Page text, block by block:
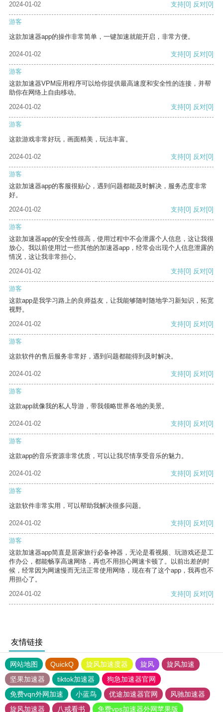
2024-01-02 支持[0] 反对[0]
游客
这款加速器app的操作非常简单，一键加速就能开启，非常方便。
2024-01-02 支持[0] 反对[0]
游客
这款加速器VPM应用程序可以给你提供最高速度和安全性的连接，并帮
助你在网络上自由移动。
2024-01-02
支持[0] 反对[0]
游客
这款游戏非常好玩，画面精美，玩法丰富。
2024-01-02 支持[0] 反对[0]
游客
这款加速器app的客服很贴心，遇到问题都能及时解决，服务态度非常
好。
2024-01-02
支持[0] 反对[0]
游客
这款加速器app的安全性很高，使用过程中不会泄露个人信息，这让我很
放心。我以前使用过一些其他的加速器app，经常会出现个人信息泄露的
情况，这让我非常担心。
2024-01-02
支持[0] 反对[0]
游客
这款app是我学习路上的良师益友，让我能够随时随地学习新知识，拓宽
视野。
2024-01-02
支持[0] 反对[0]
游客
这款软件的售后服务非常好，遇到问题都能得到及时解决。
2024-01-02 支持[0] 反对[0]
游客
这款app就像我的私人导游，带我领略世界各地的美景。
2024-01-02 支持[0] 反对[0]
游客
这款app的音乐资源非常优质，可以让我尽情享受音乐的魅力。
2024-01-02 支持[0] 反对[0]
游客
这款软件非常实用，可以帮助我解决很多问题。
2024-01-02 支持[0] 反对[0]
游客
这款加速器app简直是居家旅行必备神器，无论是看视频、玩游戏还是工
作办公，都能畅享高速网络，再也不用担心网速卡顿了。以前出差的时
候，经常因为网速慢而无法正常使用网络，现在有了这个app，我再也不
用担心了。
2024-01-02
支持[0] 反对[0]
友情链接
网站地图 QuickQ 旋风加速度器 旋风
旋风加速
坚果加速器
tiktok加速器
狗急加速器官网
免费vqn外网加速
小蓝鸟 优途加速器官网
风驰加速器
旋风加速器
八戒看书 免费vps加速器外网苹果版